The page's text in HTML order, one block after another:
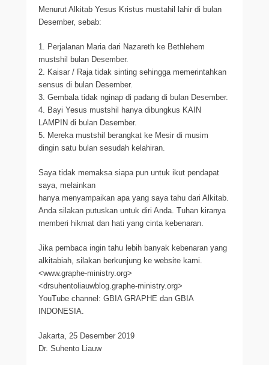
Menurut Alkitab Yesus Kristus mustahil lahir di bulan
Desember, sebab:
1. Perjalanan Maria dari Nazareth ke Bethlehem
mustshil bulan Desember.
2. Kaisar / Raja tidak sinting sehingga memerintahkan
sensus di bulan Desember.
3. Gembala tidak nginap di padang di bulan Desember.
4. Bayi Yesus mustshil hanya dibungkus KAIN
LAMPIN di bulan Desember.
5. Mereka mustshil berangkat ke Mesir di musim
dingin satu bulan sesudah kelahiran.
Saya tidak memaksa siapa pun untuk ikut pendapat
saya, melainkan
hanya menyampaikan apa yang saya tahu dari Alkitab.
Anda silakan putuskan untuk diri Anda. Tuhan kiranya
memberi hikmat dan hati yang cinta kebenaran.
Jika pembaca ingin tahu lebih banyak kebenaran yang
alkitabiah, silakan berkunjung ke website kami.
<www.graphe-ministry.org>
<drsuhentoliauwblog.graphe-ministry.org>
YouTube channel: GBIA GRAPHE dan GBIA
INDONESIA.
Jakarta, 25 Desember 2019
Dr. Suhento Liauw